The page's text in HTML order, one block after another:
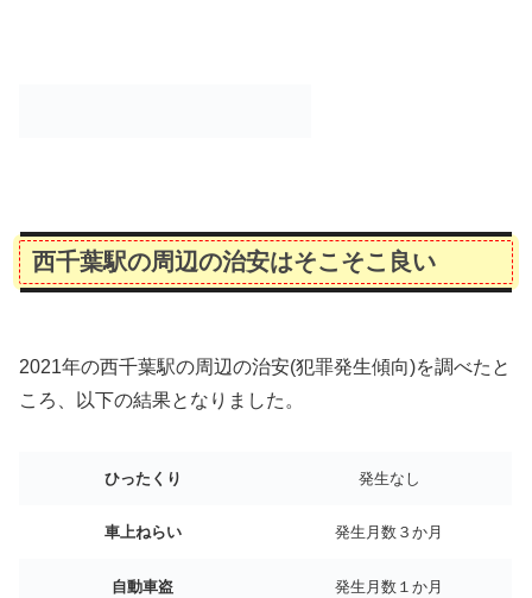
西千葉駅の周辺の治安はそこそこ良い
2021年の西千葉駅の周辺の治安(犯罪発生傾向)を調べたと
ころ、以下の結果となりました。
ひったくり 発生なし
車上ねらい 発生月数３か月
自動車盗 発生月数１か月